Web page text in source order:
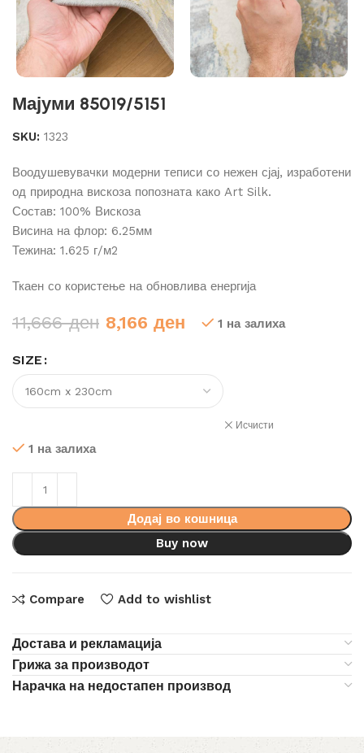
Мајуми 85019/5151
SKU: 1323
Воодушевувачки модерни теписи со нежен сјај, изработени
од природна вискоза попозната како Art Silk.
Состав: 100% Вискоза
Висина на флор: 6.25мм
Тежина: 1.625 г/м2
Ткаен со користење на обновлива енергија
11,666ден Original
11,666 ден.
8,166 ден Current
8,166 ден.
1 на залиха
SIZE
Исчисти
1 на залиха
Додај во кошница
Buy now
Compare Add to wishlist
Достава и рекламација
Грижа за производот
Нарачка на недостапен производ